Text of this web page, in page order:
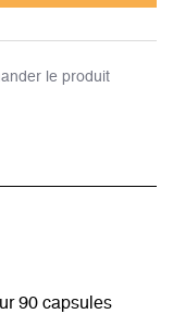
le produit
90 capsules